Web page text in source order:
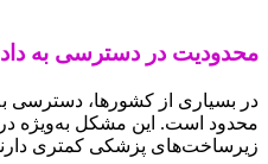
محدودیت در دسترسی به
در بسیاری از کشورها، دسترسی
محدود است. این مشکل به‌ویژه
زیرساخت‌های پزشکی کمتری